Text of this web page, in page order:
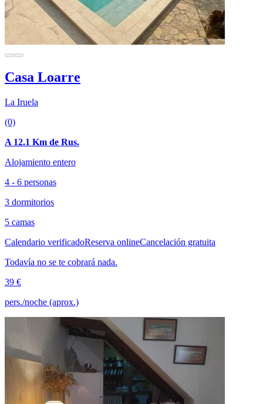
Casa Loarre
La Iruela
(0)
A 12.1 Km de Rus.
Alojamiento entero
4 - 6 personas
3 dormitorios
5 camas
Calendario verificadoReserva onlineCancelación gratuita
Todavía no se te cobrará nada.
39 €
pers./noche (aprox.)